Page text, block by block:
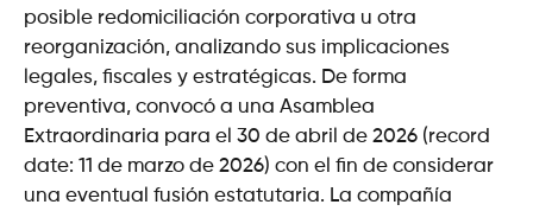
posible redomiciliación corporativa u otra
reorganización, analizando sus implicaciones
legales, fiscales y estratégicas. De forma
preventiva, convocó a una Asamblea
Extraordinaria para el 30 de abril de 2026 (record
date: 11 de marzo de 2026) con el fin de considerar
una eventual fusión estatutaria. La compañía